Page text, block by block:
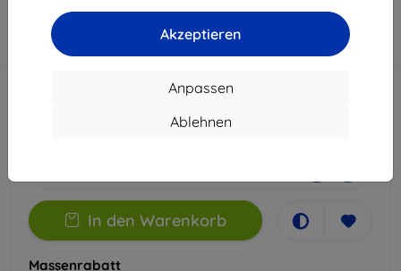
Akzeptieren
Anpassen
Ablehnen
ohne MWSt9,76 €
Rabatt mit Gutschein
In den
In den Warenkorb
Massenrabatt